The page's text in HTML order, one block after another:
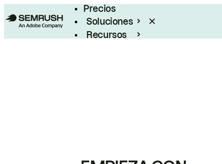
Precios
Soluciones
Recursos